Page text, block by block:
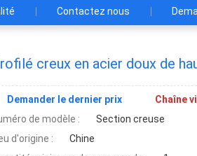
Contactez nous
creux en acier doux de
Demander le dernier prix
Chaîne
de modèle :
Section creuse
d'origine :
Chine